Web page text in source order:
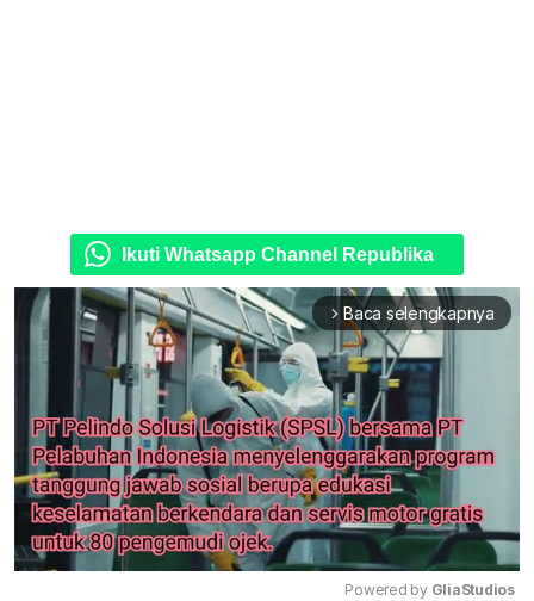
Ikuti Whatsapp Channel Republika
arrow_forward_ios Baca selengkapnya
Powered by GliaStudios